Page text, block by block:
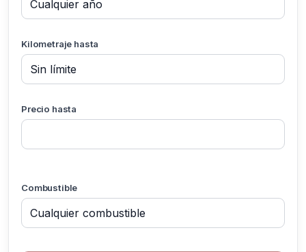
Kilometraje hasta
Precio hasta
Combustible